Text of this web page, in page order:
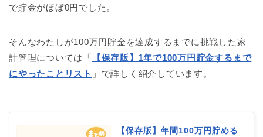
で貯金がほぼ0円でした。
そんなわたしが100万円貯金を達成するまでに挑戦した家
計管理については「
【保存版】1年で100万円貯金するまで
にやったことリスト 」で詳しく紹介しています。
【保存版】年間100万円貯める